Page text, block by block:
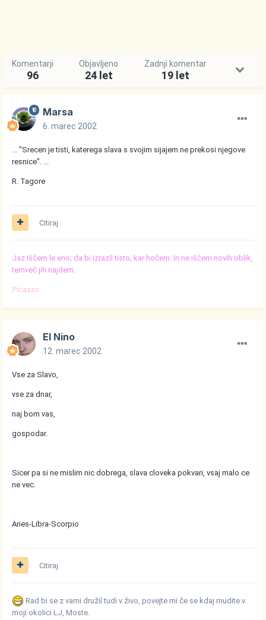
Komentarji
96
Objavljeno
24 let
Zadnji komentar
19 let
Marsa
6. marec 2002
... "Srecen je tisti, katerega slava s svojim sijajem ne prekosi njegove
resnice". ...
R. Tagore
Citiraj
Jaz iščem le eno; da bi izrazil tisto, kar hočem. In ne iščem novih oblik,
temveč jih najdem.
Picasso
El Nino
12. marec 2002
Vse za Slavo,
vse za dnar,
naj bom vas,
gospodar.
Sicer pa si ne mislim nic dobrega, slava cloveka pokvari, vsaj malo ce
ne vec.
Aries-Libra-Scorpio
Citiraj
Rad bi se z vami družil tudi v živo, povejte mi če se kdaj mudite v
moji okolici LJ, Moste.